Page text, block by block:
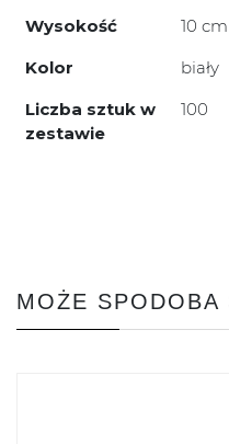
Wysokość
10 cm
Kolor
biały
Liczba sztuk w
zestawie
100
MOŻE